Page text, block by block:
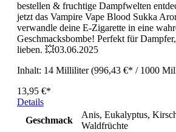
bestellen & fruchtige Dampfwelten
jetzt das Vampire Vape Blood Sukka
verwandle deine E-Zigarette in eine
Geschmacksbombe! Perfekt für
lieben. 💥03.06.2025
Inhalt: 14 Milliliter(996,43 €* / 1000
13,95 €*
Details
Geschmack
Anis, Eukalyptus,
Waldfrüchte